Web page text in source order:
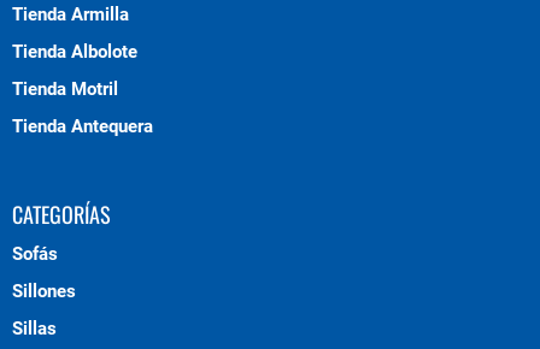
Tienda Armilla
Tienda Albolote
Tienda Motril
Tienda Antequera
CATEGORÍAS
Sofás
Sillones
Sillas